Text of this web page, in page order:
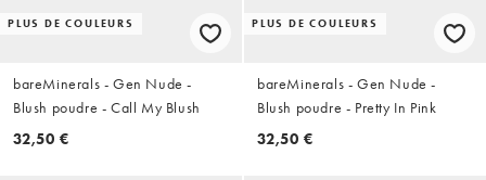
PLUS DE COULEURS
bareMinerals - Gen Nude -
Blush poudre - Call My Blush
32,50 €
PLUS DE COULEURS
bareMinerals - Gen Nude -
Blush poudre - Pretty In Pink
32,50 €